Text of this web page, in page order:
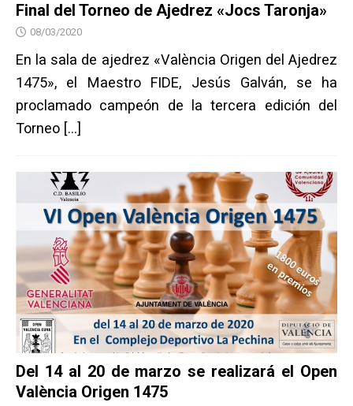
Final del Torneo de Ajedrez «Jocs Taronja»
08/03/2020
En la sala de ajedrez «València Origen del Ajedrez
1475», el Maestro FIDE, Jesús Galván, se ha
proclamado campeón de la tercera edición del
Torneo […]
Del 14 al 20 de marzo se realizará el Open
València Origen 1475